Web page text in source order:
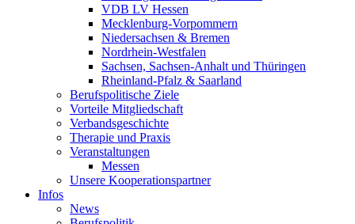
VDB LV Hessen
Mecklenburg-Vorpommern
Niedersachsen & Bremen
Nordrhein-Westfalen
Sachsen, Sachsen-Anhalt und Thüringen
Rheinland-Pfalz & Saarland
Berufspolitische Ziele
Vorteile Mitgliedschaft
Verbandsgeschichte
Therapie und Praxis
Veranstaltungen
Messen
Unsere Kooperationspartner
Infos
News